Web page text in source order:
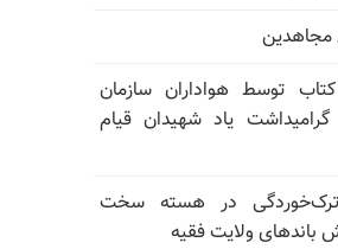
مجاهدین
توسط هواداران سازمان
یاد شهیدان قیام
ترک‌خوردگی در هسته سخت
ولایت فقیه